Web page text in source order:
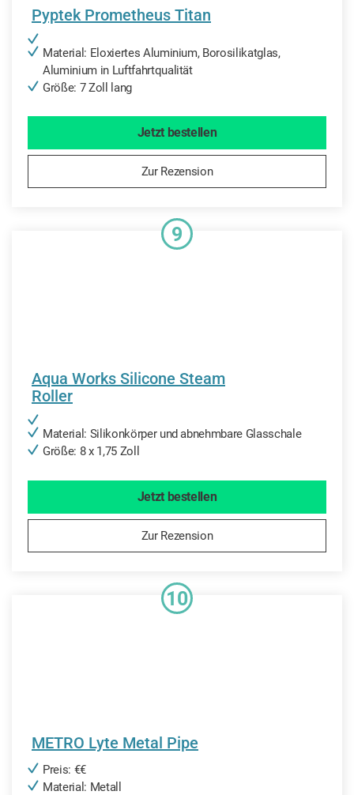
Pyptek Prometheus Titan
Material: Eloxiertes Aluminium, Borosilikatglas,
Aluminium in Luftfahrtqualität
Größe: 7 Zoll lang
Jetzt bestellen
Zur Rezension
9
Aqua Works Silicone Steam
Roller
Material: Silikonkörper und abnehmbare Glasschale
Größe: 8 x 1,75 Zoll
Jetzt bestellen
Zur Rezension
10
METRO Lyte Metal Pipe
Preis: €€
Material: Metall